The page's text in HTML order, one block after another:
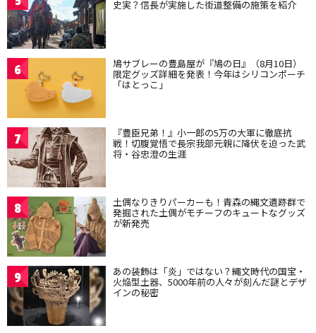
史実？信長が実施した街道整備の施策を紹介
6 鳩サブレーの豊島屋が『鳩の日』（8月10日）
限定グッズ詳細を発表！今年はシリコンポーチ
「はとっこ」
7 『豊臣兄弟！』小一郎の5万の大軍に徹底抗
戦！切腹覚悟で長宗我部元親に降伏を迫った武
将・谷忠澄の生涯
8 土偶なりきりパーカーも！青森の縄文遺跡群で
発掘された土偶がモチーフのキュートなグッズ
が新発売
9 あの装飾は「炎」ではない？縄文時代の国宝・
火焔型土器、5000年前の人々が刻んだ謎とデザ
インの秘密